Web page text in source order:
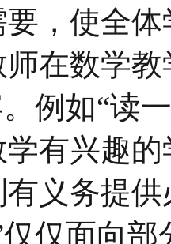
，使全
在数学
例如“读
有兴趣
义务提
仅面向